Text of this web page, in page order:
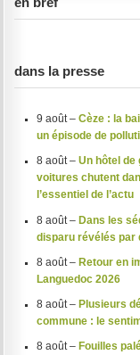
dans la presse
9 août – Cèze : la
un épisode de
8 août – Un hôtel de
voitures chutent
l’essentiel de l’actu
8 août – Dans les
disparu révélés par
8 août – Retour en
Languedoc 2026
8 août – Plusieurs
commune : le
8 août – Fouilles